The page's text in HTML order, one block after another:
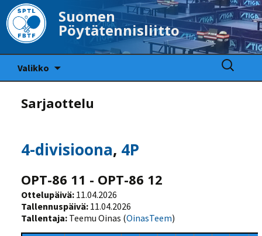
Suomen
Pöytätennisliitto
Valikko
Haku:
Sarjaottelu
4-divisioona, 4P
OPT-86 11 - OPT-86 12
Ottelupäivä: 11.04.2026
Tallennuspäivä: 11.04.2026
Tallentaja: Teemu Oinas (OinasTeem)